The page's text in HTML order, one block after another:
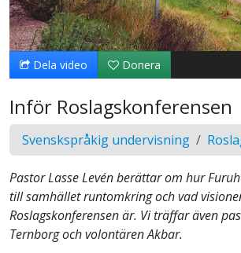
upp
video
Dela video Donera
Inför Roslagskonferensen
Svenskspråkig undervisning
Pastor Lasse Levén berättar om hur
till samhället runtomkring och vad
Roslagskonferensen är. Vi träffar även
Ternborg och volontären Akbar.